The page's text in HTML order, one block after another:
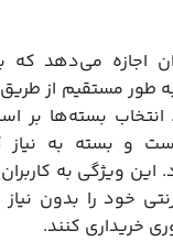
اجازه می‌دهد که
طور مستقیم از
انتخاب بسته‌ها بر
و بسته به نیاز
این ویژگی به
خود را بدون
خریداری کنند.